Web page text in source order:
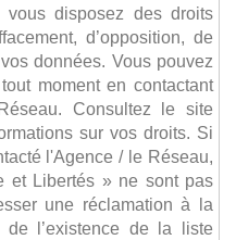
disposez des droits
d’opposition, de
données. Vous pouvez
moment en contactant
Consultez le site
sur vos droits. Si
l'Agence / le Réseau,
et Libertés » ne sont pas
une réclamation à la
l’existence de la liste